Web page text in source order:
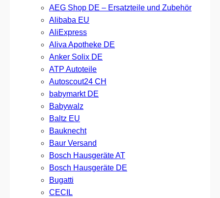
AEG Shop DE – Ersatzteile und Zubehör
Alibaba EU
AliExpress
Aliva Apotheke DE
Anker Solix DE
ATP Autoteile
Autoscout24 CH
babymarkt DE
Babywalz
Baltz EU
Bauknecht
Baur Versand
Bosch Hausgeräte AT
Bosch Hausgeräte DE
Bugatti
CECIL